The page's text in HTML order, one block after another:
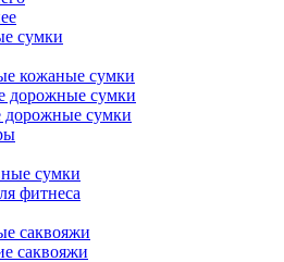
сумки
кожаные сумки
дорожные сумки
дорожные сумки
сумки
фитнеса
саквояжи
саквояжи